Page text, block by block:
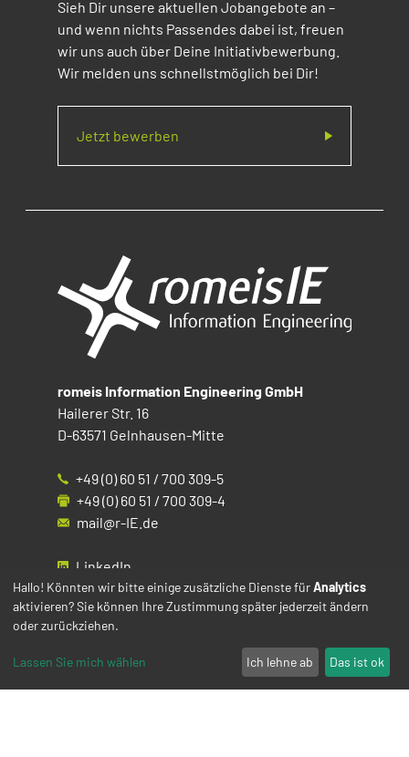
Sieh Dir unsere aktuellen Jobangebote an –
und wenn nichts Passendes dabei ist, freuen
wir uns auch über Deine Initiativbewerbung.
Wir melden uns schnellstmöglich bei Dir!
Jetzt bewerben
romeis Information Engineering GmbH
Hailerer Str. 16
D-63571 Gelnhausen-Mitte
+49 (0) 60 51 / 700 309-5
+49 (0) 60 51 / 700 309-4
mail@r-IE.de
LinkedIn
Instagram
Facebook
YouTube
Hallo! Könnten wir bitte einige zusätzliche Dienste fürAnalytics
aktivieren? Sie können Ihre Zustimmung später jederzeit ändern
oder zurückziehen.
Lassen Sie mich wählen Ich lehne ab Das ist ok